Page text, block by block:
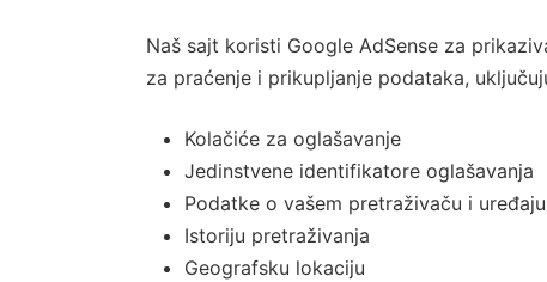
Naš sajt koristi Google AdSense za
za praćenje i prikupljanje podataka,
Kolačiće za oglašavanje
Jedinstvene identifikatore oglašavanja
Podatke o vašem pretraživaču i uređaju
Istoriju pretraživanja
Geografsku lokaciju